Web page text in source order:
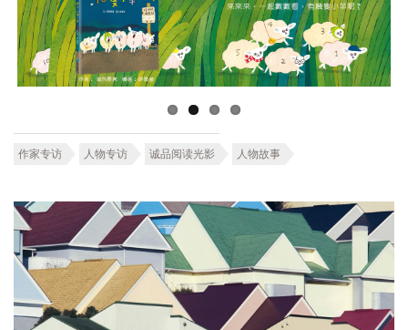
作家专访 人物专访 诚品阅读光影 人物故事